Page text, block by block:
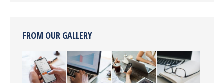
FROM OUR GALLERY